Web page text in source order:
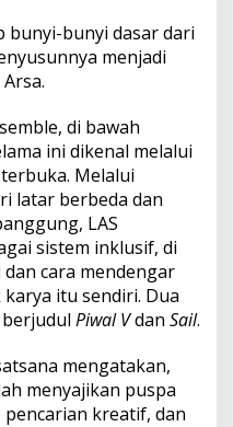
bunyi-bunyi dasar dari
menjadi
di bawah
ini dikenal melalui
Melalui
latar berbeda dan
LAS
sistem inklusif, di
cara mendengar
itu sendiri. Dua
Piwal Vdan Sail.
mengatakan,
menyajikan puspa
kreatif, dan